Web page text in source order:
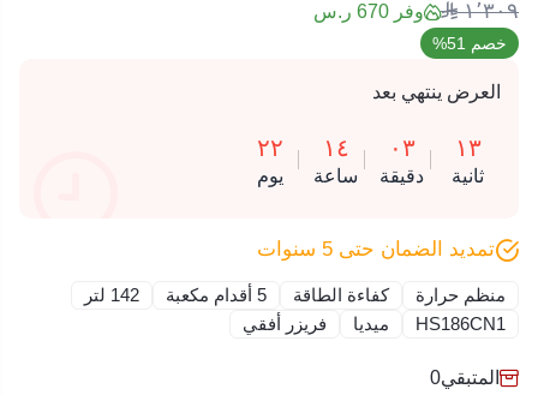
المميزات الرئيسية:
كفاءة عالية في استهلاك الطاقة.
منظم حرارة قابل للتعديل.
تشغيل هادئ.
١٬٣٠٩ وفر 670 ر.س
خصم 51%
العرض ينتهي بعد
١٢
ثانية
٠٣
دقيقة
١٤
ساعة
٢٢
يوم
تمديد الضمان حتى 5 سنوات
منظم حرارة كفاءة الطاقة 5 أقدام مكعبة
142 لتر
HS186CN1
ميديا فريزر أفقي
المتبقي0